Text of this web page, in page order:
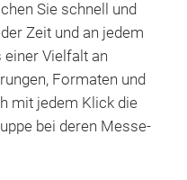
Sie schnell und
Zeit und an jedem
einer Vielfalt an
Formaten und
mit jedem Klick die
bei deren Messe-